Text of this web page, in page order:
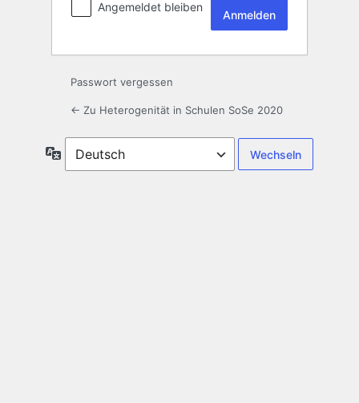
Angemeldet bleiben
Passwort vergessen
← Zu Heterogenität in Schulen SoSe 2020
Sprache